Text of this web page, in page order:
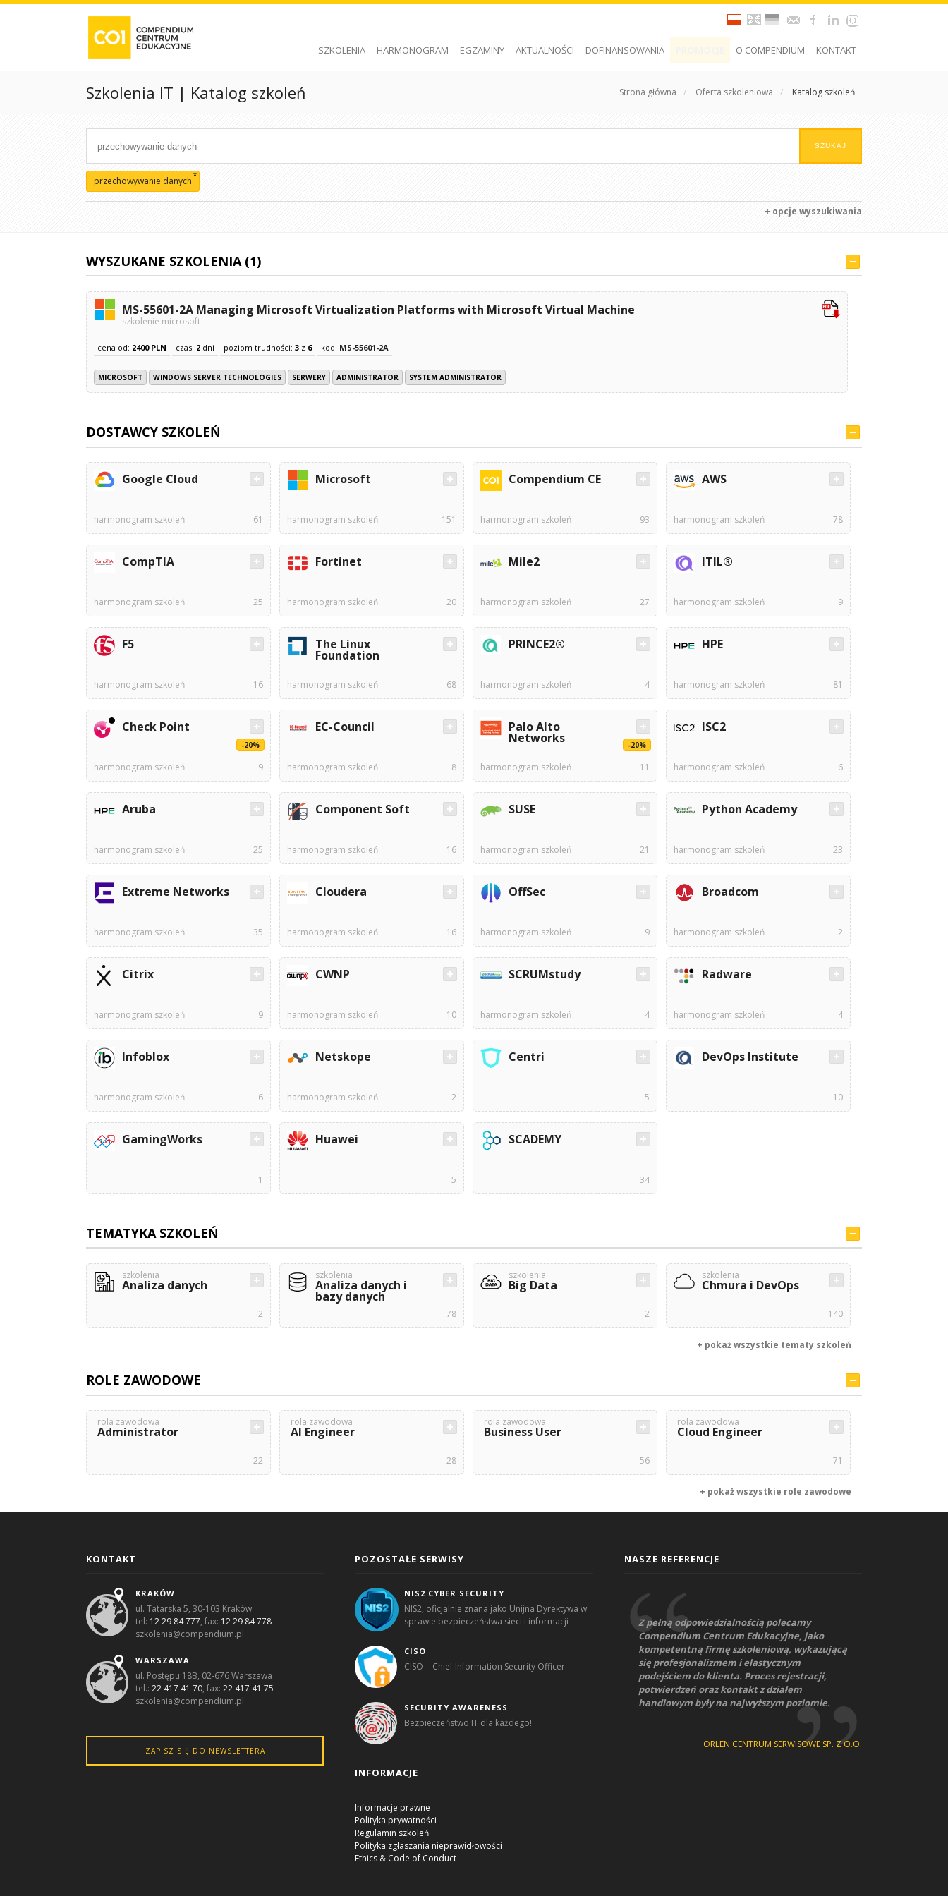
SZKOLENIA HARMONOGRAM EGZAMINY AKTUALNOŚCI DOFINANSOWANIA O COMPENDIUM KONTAKT
Szkolenia IT | Katalog szkoleń Strona główna / Oferta szkoleniowa / Katalog szkoleń
przechowywanie danych
x
+ opcje wyszukiwania
WYSZUKANE SZKOLENIA (1)
MS-55601-2A Managing Microsoft Virtualization Platforms with Microsoft Virtual Machine
szkolenie microsoft
cena od: 2400 PLN czas: 2 dni poziom trudności: 3 z 6 kod: MS-55601-2A
MICROSOFT WINDOWS SERVER TECHNOLOGIES SERWERY ADMINISTRATOR SYSTEM ADMINISTRATOR
DOSTAWCY SZKOLEŃ
Google Cloud
harmonogram szkoleń 61
Microsoft
harmonogram szkoleń 151
Compendium CE
harmonogram szkoleń 93
AWS
harmonogram szkoleń 78
CompTIA
harmonogram szkoleń 25
Fortinet
harmonogram szkoleń 20
Mile2
harmonogram szkoleń 27
ITIL®
harmonogram szkoleń 9
F5
harmonogram szkoleń 16
The Linux
Foundation
harmonogram szkoleń 68
PRINCE2®
harmonogram szkoleń 4
HPE
harmonogram szkoleń 81
Check Point
-20%
harmonogram szkoleń 9
EC-Council
harmonogram szkoleń 8
Palo Alto
Networks -20%
harmonogram szkoleń 11
ISC2
harmonogram szkoleń 6
Aruba
harmonogram szkoleń 25
Component Soft
harmonogram szkoleń 16
SUSE
harmonogram szkoleń 21
Python Academy
harmonogram szkoleń 23
Extreme Networks
harmonogram szkoleń 35
Cloudera
harmonogram szkoleń 16
OffSec
harmonogram szkoleń 9
Broadcom
harmonogram szkoleń 2
Citrix
harmonogram szkoleń 9
CWNP
harmonogram szkoleń 10
SCRUMstudy
harmonogram szkoleń 4
Radware
harmonogram szkoleń 4
Infoblox
harmonogram szkoleń 6
Netskope
harmonogram szkoleń 2
Centri
5
DevOps Institute
10
GamingWorks
1
Huawei
5
SCADEMY
34
TEMATYKA SZKOLEŃ
szkolenia
Analiza danych
2
szkolenia
Analiza danych i
bazy danych
78
szkolenia
Big Data
2
szkolenia
Chmura i DevOps
140
+ pokaż wszystkie tematy szkoleń
ROLE ZAWODOWE
rola zawodowa
Administrator
22
rola zawodowa
AI Engineer
28
rola zawodowa
Business User
56
rola zawodowa
Cloud Engineer
71
+ pokaż wszystkie role zawodowe
KONTAKT
KRAKÓW
ul. Tatarska 5, 30-103 Kraków
tel: 12 29 84 777, fax: 12 29 84 778
szkolenia@compendium.pl
WARSZAWA
ul. Postępu 18B, 02-676 Warszawa
tel.: 22 417 41 70, fax: 22 417 41 75
szkolenia@compendium.pl
ZAPISZ SIĘ DO NEWSLETTERA
POZOSTAŁE SERWISY
NIS2 CYBER SECURITY
NIS2, oficjalnie znana jako Unijna Dyrektywa w
sprawie bezpieczeństwa sieci i informacji
CISO
CISO = Chief Information Security Officer
SECURITY AWARENESS
Bezpieczeństwo IT dla każdego!
INFORMACJE
Informacje prawne
Polityka prywatności
Regulamin szkoleń
Polityka zgłaszania nieprawidłowości
Ethics & Code of Conduct
NASZE REFERENCJE
Szkolenie stało na wysokim poziomie, a
prowadzący dokładnie i wyczerpująco
wyjaśniał w teorii i w praktyce wszystkie
zagadnienia z zakresu materiału
przewidzianego w szkoleniu, a także spoza
tego zakresu.
DZ BANK POLSKA S.A.